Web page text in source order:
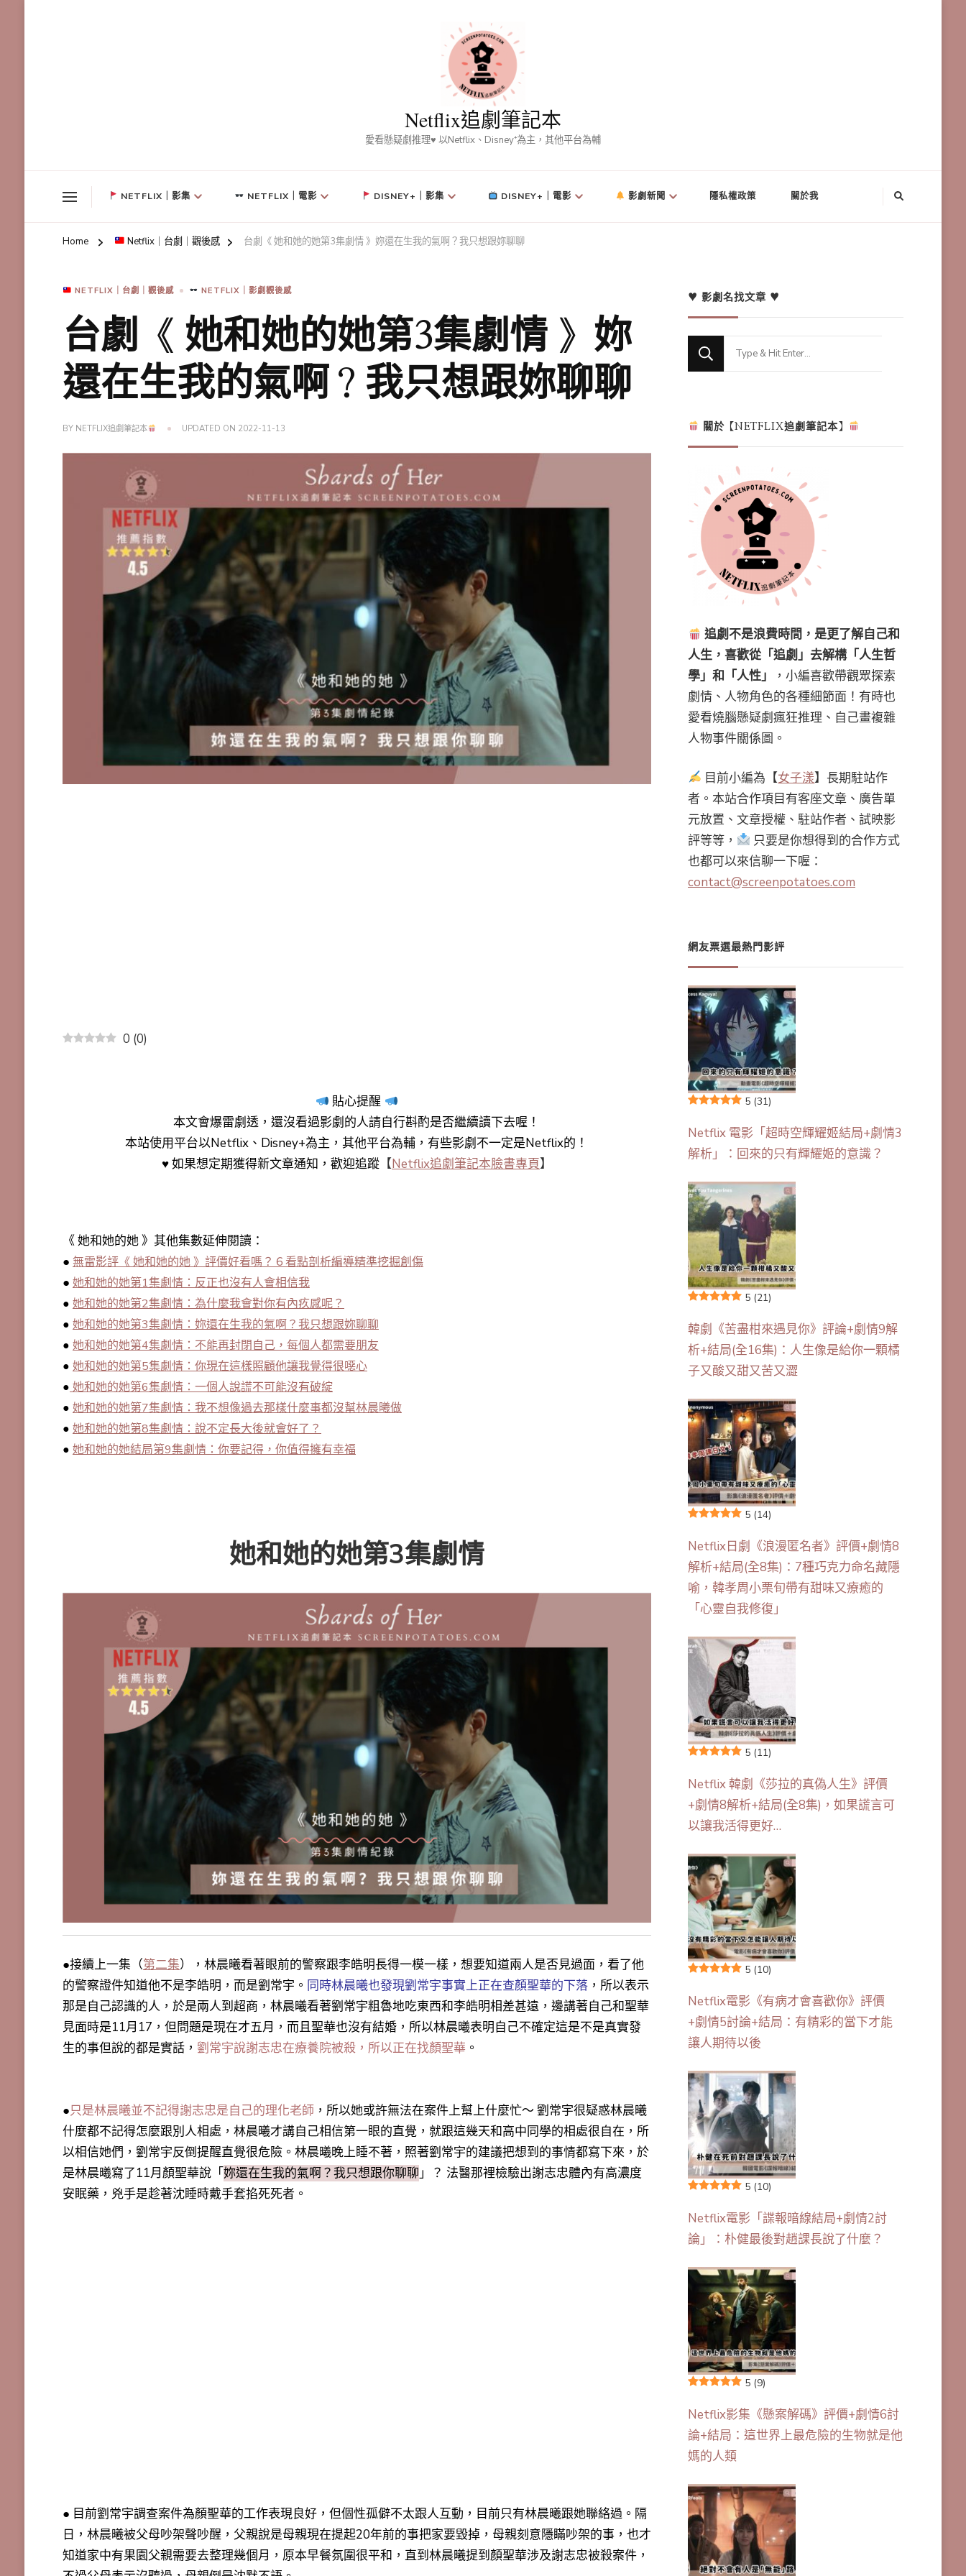
Netflix追劇筆記本
愛看懸疑劇推理♥ 以Netflix、Disney⁺為主，其他平台為輔
NETFLIX｜影集 NETFLIX｜電影 DISNEY+｜影集 DISNEY+｜電影 影劇新聞 隱私權政策 關於我
Home Netflix｜台劇｜觀後感 台劇《 她和她的她第3集劇情 》妳還在生我的氣啊？我只想跟妳聊聊
NETFLIX｜台劇｜觀後感 NETFLIX｜影劇觀後感
台劇《 她和她的她第3集劇情 》妳
還在生我的氣啊？我只想跟妳聊聊
BY NETFLIX追劇筆記本 UPDATED ON 2022-11-13
0 (0)
貼心提醒
本文會爆雷劇透 ，還沒看過影劇的人請自行斟酌是否繼續讀下去喔！
本站使用平台以Netflix、Disney+為主，其他平台為輔，有些影劇不一定是Netflix的！
♥ 如果想定期獲得新文章通知，歡迎追蹤【Netflix追劇筆記本臉書專頁】
《 她和她的她 》其他集數延伸閱讀：
● 無雷影評《 她和她的她 》評價好看嗎？６看點剖析編導精準挖掘創傷
● 她和她的她第1集劇情：反正也沒有人會相信我
● 她和她的她第2集劇情：為什麼我會對你有內疚感呢？
● 她和她的她第3集劇情：妳還在生我的氣啊？我只想跟妳聊聊
● 她和她的她第4集劇情：不能再封閉自己，每個人都需要朋友
● 她和她的她第5集劇情：你現在這樣照顧他讓我覺得很噁心
● 她和她的她第6集劇情：一個人說謊不可能沒有破綻
● 她和她的她第7集劇情：我不想像過去那樣什麼事都沒幫林晨曦做
● 她和她的她第8集劇情：說不定長大後就會好了？
● 她和她的她結局第9集劇情：你要記得，你值得擁有幸福
她和她的她第3集劇情
●接續上一集（第二集），林晨曦看著眼前的警察跟李皓明長得一模一樣，想要知道兩人是否見過面，看了他
的警察證件知道他不是李皓明，而是劉常宇。 同時林晨曦也發現劉常宇事實上正在查顏聖華的下落，所以表示
那是自己認識的人，於是兩人到超商，林晨曦看著劉常宇粗魯地吃東西和李皓明相差甚遠， 邊講著自己和聖華
見面時是11月17，但問題是現在才五月 ， 而且聖華也沒有結婚，所以林晨曦表明自己不確定這是不是真實發
生的事但說的都是實話， 劉常宇說謝志忠在療養院被殺，所以正在找顏聖華 。
●只是林晨曦並不記得謝志忠是自己的理化老師，所以她或許無法在案件上幫上什麼忙～ 劉常宇很疑惑林晨曦
什麼都不記得怎麼跟別人相處，林晨曦才講自己相信第一眼的直覺，就跟這幾天和高中同學的相處很自在，所
以相信她們，劉常宇反倒提醒直覺很危險。林晨曦晚上睡不著，照著劉常宇的建議把想到的事情都寫下來，於
是林晨曦寫了11月顏聖華說「妳還在生我的氣啊？我只想跟你聊聊」？ 法醫那裡檢驗出謝志忠體內有高濃度
安眠藥，兇手是趁著沈睡時戴手套掐死死者。
● 目前劉常宇調查案件為顏聖華的工作表現良好，但個性孤僻不太跟人互動，目前只有林晨曦跟她聯絡過。隔
日，林晨曦被父母吵架聲吵醒，父親說是母親現在提起20年前的事把家要毀掉，母親刻意隱瞞吵架的事，也才
知道家中有果園父親需要去整理幾個月，原本早餐氛圍很平和， 直到林晨曦提到顏聖華涉及謝志忠被殺案件，
♥ 影劇名找文章 ♥
Looking
關於【NETFLIX追劇筆記本】
追劇不是浪費時間，是更了解自己和
人生，喜歡從「追劇」去解構「人生哲
學」和「人性」
，小編喜歡帶觀眾探索
劇情、人物角色的各種細節面！有時也
愛看燒腦懸疑劇瘋狂推理、自己畫複雜
人物事件關係圖。
目前小編為【女子漾】長期駐站作
者。本站合作項目有客座文章、廣告單
元放置、文章授權、駐站作者、試映影
評等等，
只要是你想得到的合作方式
也都可以來信聊一下喔：
contact@screenpotatoes.com
網友票選最熱門影評
5 (31)
Netflix 電影「超時空輝耀姬結局+劇情3
解析」：回來的只有輝耀姬的意識？
5 (21)
韓劇《苦盡柑來遇見你》評論+劇情9解
析+結局(全16集)：人生像是給你一顆橘
子又酸又甜又苦又澀
5 (14)
Netflix日劇《浪漫匿名者》評價+劇情8
解析+結局(全8集)：7種巧克力命名藏隱
喻，韓孝周小栗旬帶有甜味又療癒的
「心靈自我修復」
5 (11)
Netflix 韓劇《莎拉的真偽人生》評價
+劇情8解析+結局(全8集)，如果謊言可
以讓我活得更好…
5 (10)
Netflix電影《有病才會喜歡你》評價
+劇情5討論+結局：有精彩的當下才能
讓人期待以後
5 (10)
Netflix電影「諜報暗線結局+劇情2討
論」：朴健最後對趙課長說了什麼？
5 (9)
Netflix影集《懸案解碼》評價+劇情6討
論+結局：這世界上最危險的生物就是他
媽的人類